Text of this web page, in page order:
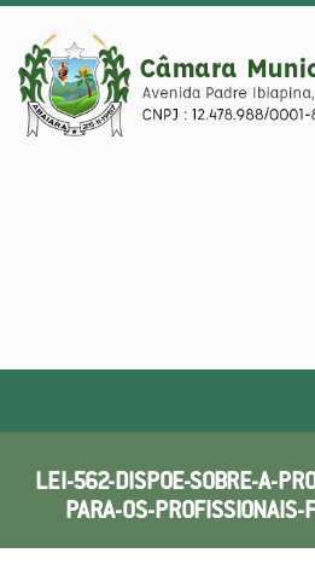
LEI-562-DISPOE-SOBRE-A-
PARA-OS-PROFISSIONAIS-